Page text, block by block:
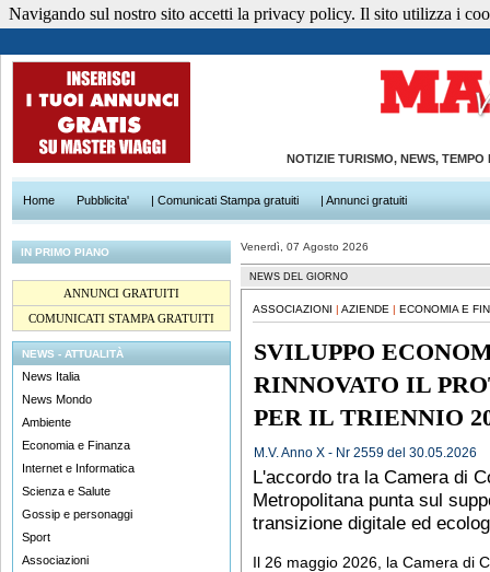
NOTIZIE TURISMO, NEWS,
Home Pubblicita' | Comunicati Stampa gratuiti | Annunci gratuiti
IN PRIMO PIANO
ANNUNCI GRATUITI
COMUNICATI STAMPA GRATUITI
NEWS - ATTUALITÀ
News Italia
News Mondo
Ambiente
Economia e Finanza
Internet e Informatica
Scienza e Salute
Gossip e personaggi
Sport
Associazioni
Venerdì, 07 Agosto 2026
NEWS DEL GIORNO
ASSOCIAZIONI | AZIENDE | ECONOMIA E
SVILUPPO
RINNOVATO IL
PER IL TRIENNIO
M.V. Anno X - Nr 2559 del 30.05.2026
L'accordo tra la Camera di
Metropolitana punta sul
transizione digitale ed
Il 26 maggio 2026, la Camera di
Navigando sul nostro sito accetti la privacy policy. Il sito utilizza i